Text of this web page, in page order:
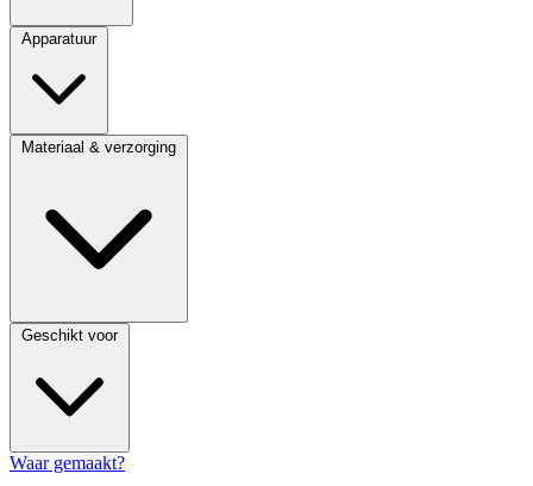
Apparatuur
Materiaal & verzorging
Geschikt voor
Waar gemaakt?